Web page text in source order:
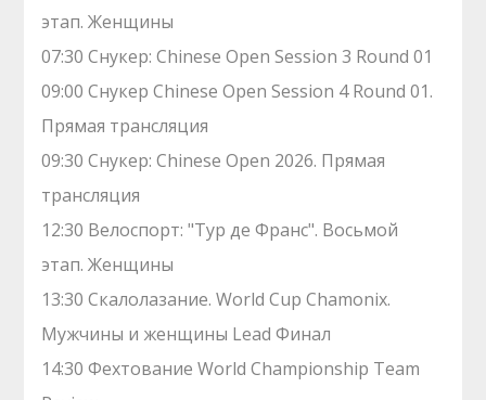
этап. Женщины
07:30 Снукер: Chinese Open Session 3 Round 01
09:00 Снукер Chinese Open Session 4 Round 01.
Прямая трансляция
09:30 Снукер: Chinese Open 2026. Прямая
трансляция
12:30 Велоспорт: "Тур де Франс". Восьмой
этап. Женщины
13:30 Скалолазание. World Cup Chamonix.
Мужчины и женщины Lead Финал
14:30 Фехтование World Championship Team